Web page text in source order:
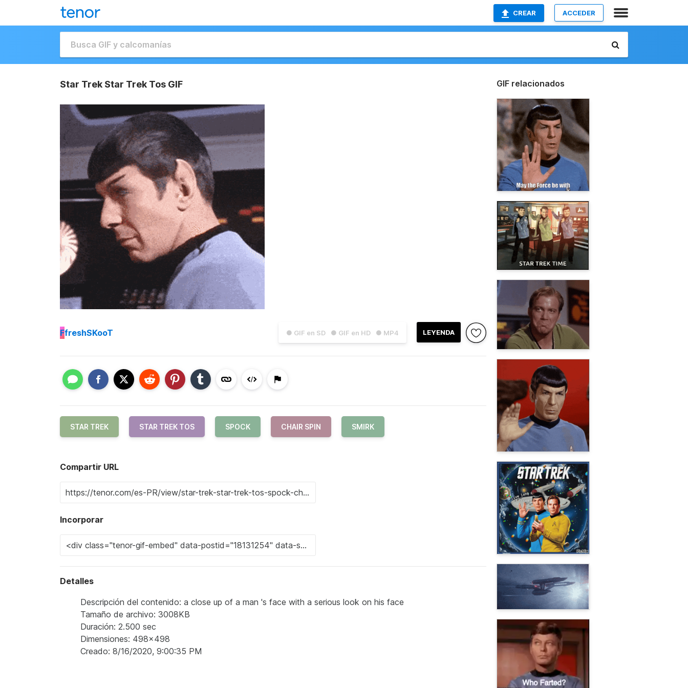
CREAR ACCEDER
Star Trek Star Trek Tos GIF
● GIF en SD ● GIF en HD ● MP4 LEYENDA
FfreshSKooT
STAR TREK STAR TREK TOS SPOCK CHAIR SPIN SMIRK
Compartir URL
Incorporar
Detalles
Descripción del contenido: a close up of a man 's face with a serious look on his face
Tamaño de archivo: 3008KB
Duración: 2.500 sec
Dimensiones: 498x498
Creado: 8/16/2020, 9:00:35 PM
GIF relacionados